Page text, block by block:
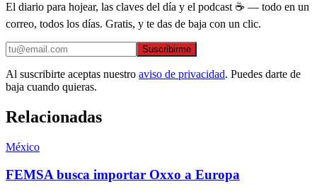
El diario para hojear, las claves del día y el podcast ☕ — todo en un
correo, todos los días. Gratis, y te das de baja con un clic.
Suscribirme
Al suscribirte aceptas nuestro aviso de privacidad. Puedes darte de
baja cuando quieras.
Relacionadas
México
FEMSA busca importar Oxxo a Europa